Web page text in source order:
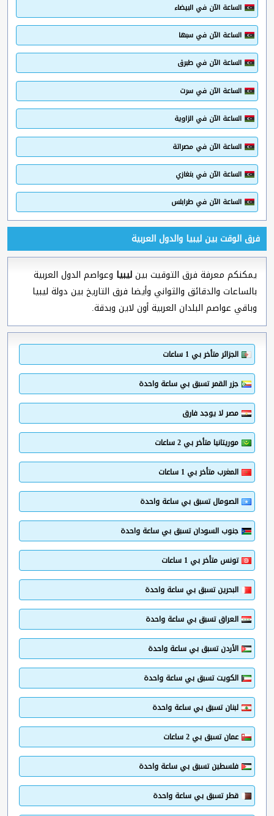
الساعة الآن في البيضاء
الساعة الآن في سبها
الساعة الآن في طبرق
الساعة الآن في سرت
الساعة الآن في الزاوية
الساعة الآن في مصراتة
الساعة الآن في بنغازي
الساعة الآن في طرابلس
فرق الوقت بين ليبيا والدول العربية
يمكنكم معرفة فرق التوقيت بينليبيا وعواصم الدول العربية
بالساعات والدقائق والثواني وأيضا فرق التاريخ بين دولة ليبيا
وباقي عواصم البلدان العربية أون لاين وبدقة.
الجزائر متأخر بي 1 ساعات
جزر القمر تسبق بي ساعة واحدة
مصر لا يوجد فارق
موريتانيا متأخر بي 2 ساعات
المغرب متأخر بي 1 ساعات
الصومال تسبق بي ساعة واحدة
جنوب السودان تسبق بي ساعة واحدة
تونس متأخر بي 1 ساعات
البحرين تسبق بي ساعة واحدة
العراق تسبق بي ساعة واحدة
الأردن تسبق بي ساعة واحدة
الكويت تسبق بي ساعة واحدة
لبنان تسبق بي ساعة واحدة
عمان تسبق بي 2 ساعات
فلسطين تسبق بي ساعة واحدة
قطر تسبق بي ساعة واحدة